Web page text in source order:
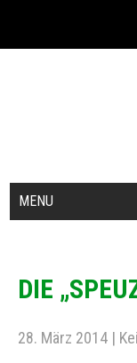
MENU
DIE
28. März 2014 |